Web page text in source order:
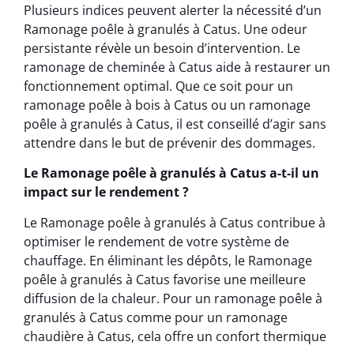
Plusieurs indices peuvent alerter la nécessité d’un
Ramonage poêle à granulés à Catus. Une odeur
persistante révèle un besoin d’intervention. Le
ramonage de cheminée à Catus aide à restaurer un
fonctionnement optimal. Que ce soit pour un
ramonage poêle à bois à Catus ou un ramonage
poêle à granulés à Catus, il est conseillé d’agir sans
attendre dans le but de prévenir des dommages.
Le Ramonage poêle à granulés à Catus a-t-il un
impact sur le rendement ?
Le Ramonage poêle à granulés à Catus contribue à
optimiser le rendement de votre système de
chauffage. En éliminant les dépôts, le Ramonage
poêle à granulés à Catus favorise une meilleure
diffusion de la chaleur. Pour un ramonage poêle à
granulés à Catus comme pour un ramonage
chaudière à Catus, cela offre un confort thermique